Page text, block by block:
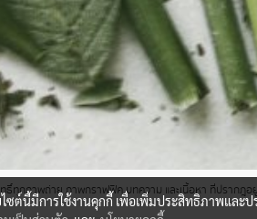
ธิ์ทุกภาพถ่าย ภาพกราฟฟิค บทความ และเนื้อหา ที่ปรากฎอ
ไซต์นี้มีการใช้งานคุกกี้ เพื่อเพิ่มประสิทธิภาพและ